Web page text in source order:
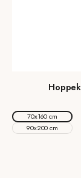
70x160 cm
90x200 cm